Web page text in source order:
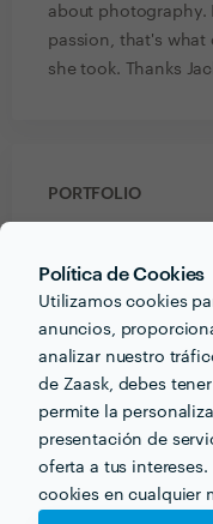
Política de Cookies
Utilizamos cookies
anuncios,
analizar nuestro
de Zaask, debes
permite la
presentación de
oferta a tus
cookies en cualquier
about photography.
passion, that's
she took. Thanks
PORTFOLIO